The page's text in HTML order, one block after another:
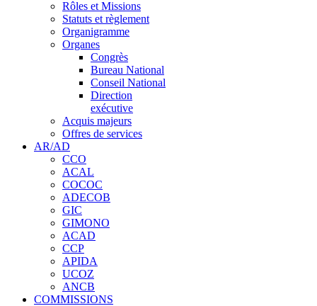
Rôles et Missions
Statuts et règlement
Organigramme
Organes
Congrès
Bureau National
Conseil National
Direction
exécutive
Acquis majeurs
Offres de services
AR/AD
CCO
ACAL
COCOC
ADECOB
GIC
GIMONO
ACAD
CCP
APIDA
UCOZ
ANCB
COMMISSIONS